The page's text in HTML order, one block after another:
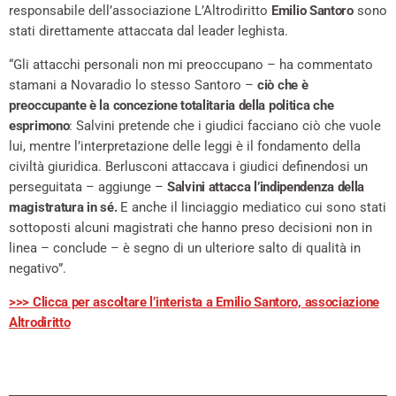
responsabile dell’associazione L’Altrodiritto Emilio Santorosono
stati direttamente attaccata dal leader leghista.
“Gli attacchi personali non mi preoccupano – ha commentato
stamani a Novaradio lo stesso Santoro – ciò che è
preoccupante è la concezione totalitaria della politica che
esprimono: Salvini pretende che i giudici facciano ciò che vuole
lui, mentre l’interpretazione delle leggi è il fondamento della
civiltà giuridica. Berlusconi attaccava i giudici definendosi un
perseguitata – aggiunge – Salvini attacca l’indipendenza della
magistratura in sé.E anche il linciaggio mediatico cui sono stati
sottoposti alcuni magistrati che hanno preso decisioni non in
linea – conclude – è segno di un ulteriore salto di qualità in
negativo”.
>>> Clicca per ascoltare l’interista a Emilio Santoro, associazione
Altrodiritto